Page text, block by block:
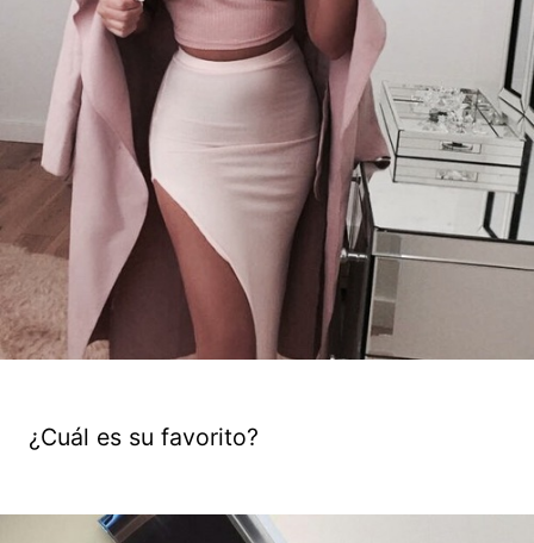
¿Cuál es su favorito?